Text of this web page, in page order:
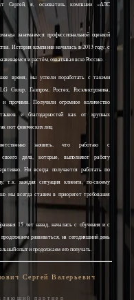
Сергей, я, основатель компании «АЛС
занимаемся профессиональной оценкой
История компании началась в 2013 году, с
и растём, охватывая всю Россию.
время, мы успели поработать с такими
Group, Газпром, Ростех, Росэлектроника,
прочими. Получили огромное количество
и благодарностей как от крупных
и от физических лиц.
заявить, что работаю с
своего дела, которые, выполняют работу
Ни всегда получается работать по
т.к. каждая ситуация клиента, по-своему
мы всегда ставим в приоритет требования
15 лет назад, началась с обучения и с
развиваться, на сегодняшний день
опыт и продолжаем его получать.
Сергей Валерьевич
партнер